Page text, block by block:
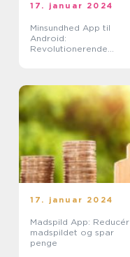
17. januar 2024
Minsundhed App til
Android:
Revolutionerende
17. januar 2024
Madspild App: Reducér
madspildet og spar
penge